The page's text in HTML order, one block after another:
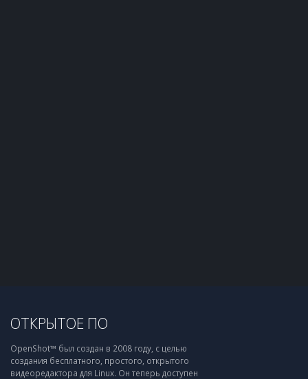
ОТКРЫТОЕ ПО
OpenShot™ был создан в 2008 году, с целью
создания бесплатного, простого, открытого
видеоредактора для Linux. Он теперь доступен